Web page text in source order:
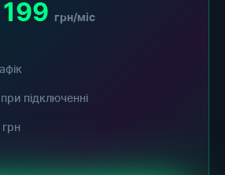
199 грн/міс
підключенні